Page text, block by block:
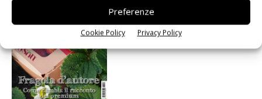
Preferenze
Cookie Policy Privacy Policy
newsletter